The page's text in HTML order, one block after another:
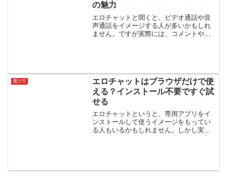
の魅力
エロチャットと聞くと、ビデオ通話や音
声通話をイメージする人が多いかもしれ
ません。ですが実際には、コメントやメ
選び方
エロチャットはブラウザだけで使
える？インストール不要ですぐ試
せる
エロチャットというと、専用アプリをイ
ンストールして使うイメージをもってい
る人もいるかもしれません。しかし実際